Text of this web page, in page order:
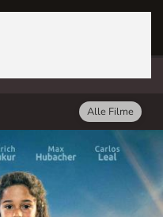
Alle Filme